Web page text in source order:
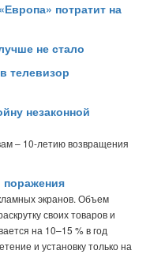
потратит на
не стало
телевизор
незаконной
– 10-летию возвращения
экранов. Объем
своих товаров и
на 10–15 % в год
и установку только на